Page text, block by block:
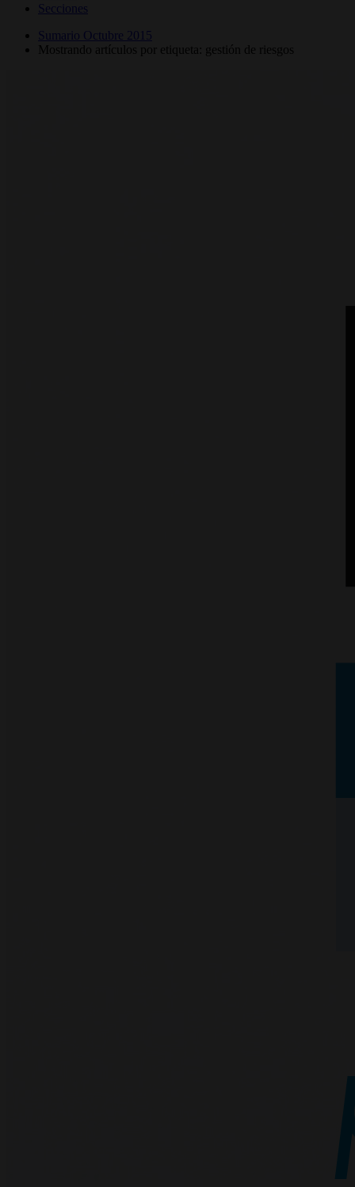
Secciones
Sumario Octubre 2015
Mostrando artículos por etiqueta: gestión de riesgos